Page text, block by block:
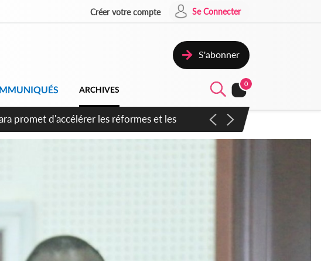
Créer votre compte Se Connecter
S'abonner
ARCHIVES
0
et veut s'en inspirer pour accélérer le